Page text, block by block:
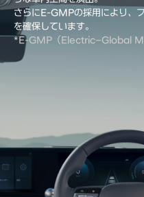
さらにE-GMPの採用により、
を確保しています。
*E-GMP（Electric‒Global